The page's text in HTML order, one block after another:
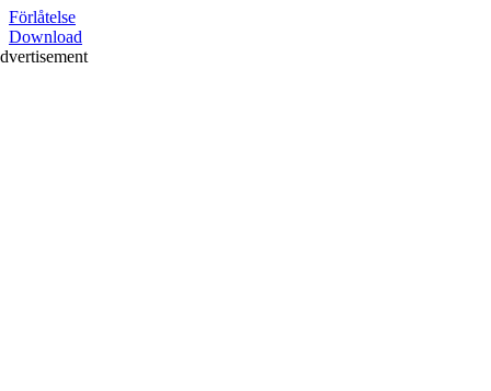
Förlåtelse
Download